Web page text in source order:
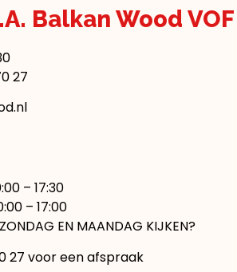
Balkan Wood VOF
27
– 17:30
17:00
EN MAANDAG KIJKEN?
27 voor een afspraak